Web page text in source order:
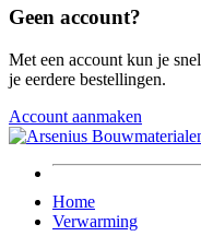
Geen account?
Met een account kun je
je eerdere bestellingen.
Account aanmaken
Home
Verwarming